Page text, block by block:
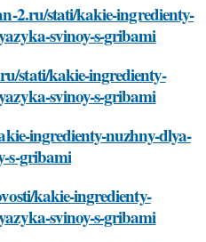
2.ru/stati/kakie-ingredienty-
svinoy-s-gribami
stati/kakie-ingredienty-
svinoy-s-gribami
ingredienty-nuzhny-dlya-
s-gribami
kakie-ingredienty-
svinoy-s-gribami